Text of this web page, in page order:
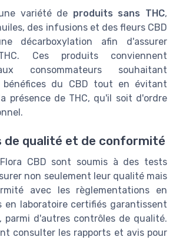
variété de produits sans THC,
des infusions et des fleurs CBD
décarboxylation afin d'assurer
Ces produits conviennent
consommateurs souhaitant
bénéfices du CBD tout en évitant
présence de THC, qu'il soit d'ordre
de qualité et de conformité
CBD sont soumis à des tests
non seulement leur qualité mais
avec les règlementations en
en laboratoire certifiés garantissent
parmi d'autres contrôles de qualité.
consulter les rapports et avis pour